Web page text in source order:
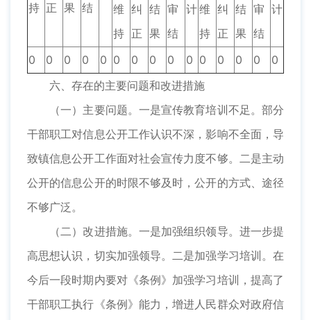
持 正 果 结
维
持
纠
正
结
果
审
结
计维
持
纠
正
结
果
审
结
计
0 0 0 0 0 0 0 0 0 0 0 0 0 0
0
六、存在的主要问题和改进措施
（一）主要问题。一是宣传教育培训不足。部分
干部职工对信息公开工作认识不深，影响不全面，导
致镇信息公开工作面对社会宣传力度不够。二是主动
公开的信息公开的时限不够及时，公开的方式、途径
不够广泛。
（二）改进措施。一是加强组织领导。进一步提
高思想认识，切实加强领导。二是加强学习培训。在
今后一段时期内要对《条例》加强学习培训，提高了
干部职工执行《条例》能力，增进人民群众对政府信